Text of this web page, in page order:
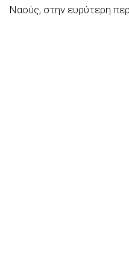
Ναούς, στην ευρύτερη